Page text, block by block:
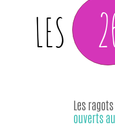
LES
Les
ouverts